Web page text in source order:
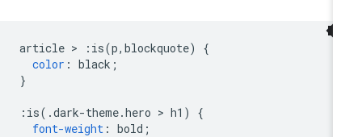
article > :is (p,blockquote
color: black
: is(.dark-theme.hero > h1
font-weight: bold